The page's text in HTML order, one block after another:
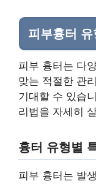
피부흉터
피부 흉터는 다
맞는 적절한 관
기대할 수 있습
리법을 자세히
흉터 유형별
피부 흉터는 발